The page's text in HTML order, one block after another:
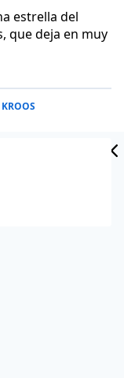
estrella del
que deja en muy
Madrid-Atlético